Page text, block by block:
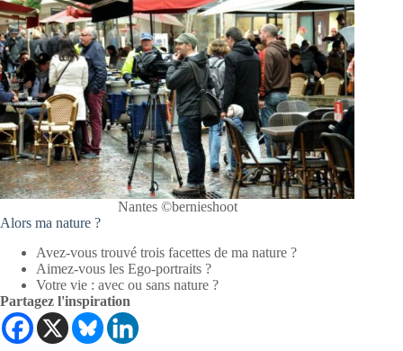
Nantes ©bernieshoot
Alors ma nature ?
Avez-vous trouvé trois facettes de ma nature ?
Aimez-vous les Ego-portraits ?
Votre vie : avec ou sans nature ?
Partagez l'inspiration